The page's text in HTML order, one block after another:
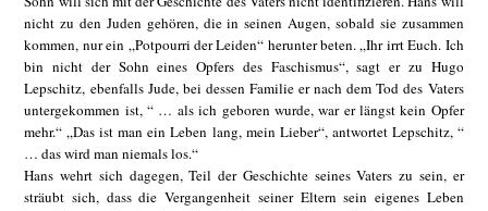
nicht zu den Juden gehören, die in seinen Augen, sobald sie zusammen
kommen, nur ein „Potpourri der Leiden“ herunter beten. „Ihr irrt Euch. Ich
bin nicht der Sohn eines Opfers des Faschismus“, sagt er zu Hugo
Lepschitz, ebenfalls Jude, bei dessen Familie er nach dem Tod des Vaters
untergekommen ist, “ … als ich geboren wurde, war er längst kein Opfer
mehr.“ „Das ist man ein Leben lang, mein Lieber“, antwortet Lepschitz, “
… das wird man niemals los.“
Hans wehrt sich dagegen, Teil der Geschichte seines Vaters zu sein, er
sträubt sich, dass die Vergangenheit seiner Eltern sein eigenes Leben